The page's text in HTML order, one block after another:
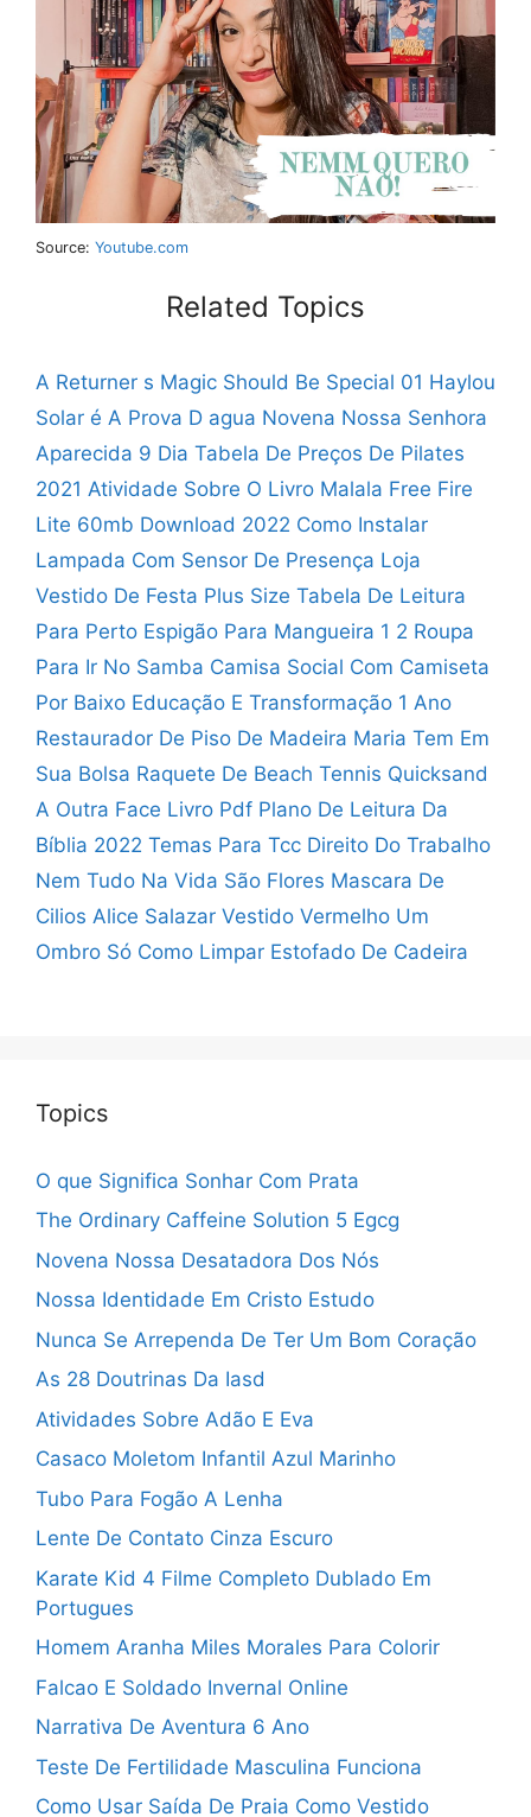
Source: Youtube.com
Related Topics
A Returner s Magic Should Be Special 01 Haylou
Solar é A Prova D agua Novena Nossa Senhora
Aparecida 9 Dia Tabela De Preços De Pilates
2021 Atividade Sobre O Livro Malala Free Fire
Lite 60mb Download 2022 Como Instalar
Lampada Com Sensor De Presença Loja
Vestido De Festa Plus Size Tabela De Leitura
Para Perto Espigão Para Mangueira 1 2 Roupa
Para Ir No Samba Camisa Social Com Camiseta
Por Baixo Educação E Transformação 1 Ano
Restaurador De Piso De Madeira Maria Tem Em
Sua Bolsa Raquete De Beach Tennis Quicksand
A Outra Face Livro Pdf Plano De Leitura Da
Bíblia 2022 Temas Para Tcc Direito Do Trabalho
Nem Tudo Na Vida São Flores Mascara De
Cilios Alice Salazar Vestido Vermelho Um
Ombro Só Como Limpar Estofado De Cadeira
Topics
O que Significa Sonhar Com Prata
The Ordinary Caffeine Solution 5 Egcg
Novena Nossa Desatadora Dos Nós
Nossa Identidade Em Cristo Estudo
Nunca Se Arrependa De Ter Um Bom Coração
As 28 Doutrinas Da Iasd
Atividades Sobre Adão E Eva
Casaco Moletom Infantil Azul Marinho
Tubo Para Fogão A Lenha
Lente De Contato Cinza Escuro
Karate Kid 4 Filme Completo Dublado Em
Portugues
Homem Aranha Miles Morales Para Colorir
Falcao E Soldado Invernal Online
Narrativa De Aventura 6 Ano
Teste De Fertilidade Masculina Funciona
Como Usar Saída De Praia Como Vestido